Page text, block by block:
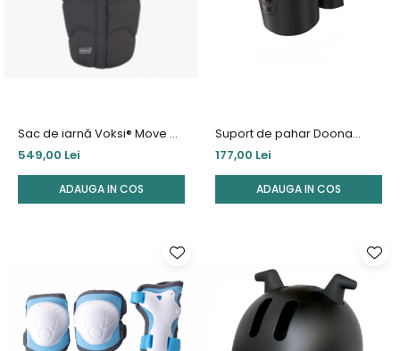
Sac de iarnă Voksi® Move –
Grey Cream
549,00 Lei
ADAUGA IN COS
Suport de pahar Doona
pentru Tricicleta Liki Trike
177,00 Lei
ADAUGA IN COS